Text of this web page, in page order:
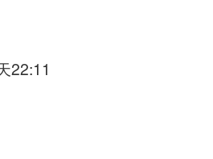
22:11